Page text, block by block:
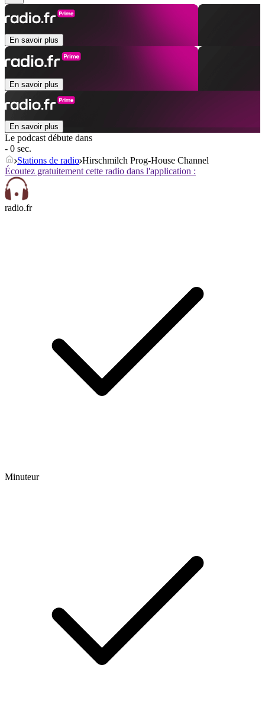
En savoir plus
En savoir plus
En savoir plus
Le podcast débute dans
- 0 sec.
Stations de radio Hirschmilch Prog-House Channel
Écoutez gratuitement cette radio dans l'application :
radio.fr
Minuteur